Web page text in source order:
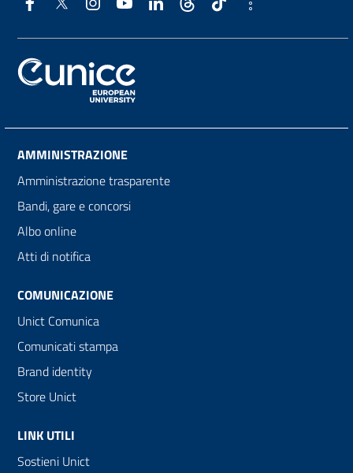
AMMINISTRAZIONE
Amministrazione trasparente
Bandi, gare e concorsi
Albo online
Atti di notifica
COMUNICAZIONE
Unict Comunica
Comunicati stampa
Brand identity
Store Unict
LINK UTILI
Sostieni Unict